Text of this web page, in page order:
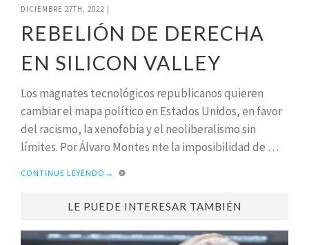
DICIEMBRE 27TH, 2022
REBELIÓN DE DERECHA
EN SILICON VALLEY
Los magnates tecnológicos republicanos quieren
cambiar el mapa político en Estados Unidos, en favor
del racismo, la xenofobia y el neoliberalismo sin
límites. Por Álvaro Montes nte la imposibilidad de …
CONTINUE LEYENDO →
LE PUEDE INTERESAR TAMBIÉN